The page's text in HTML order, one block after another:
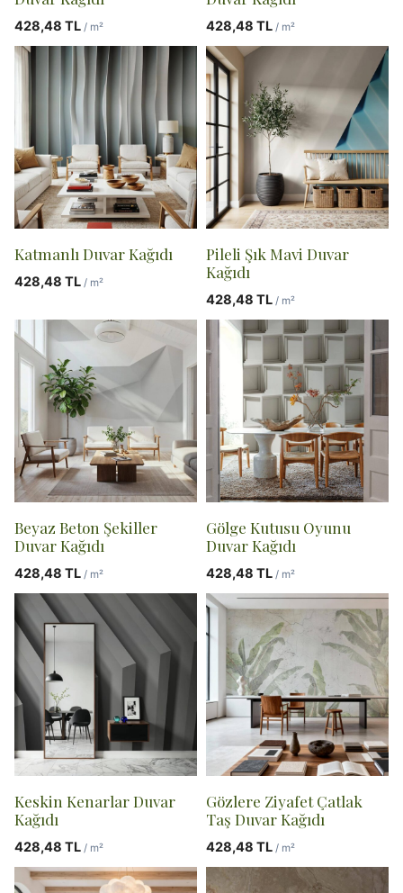
428,48 TL / m² 428,48 TL / m²
Katmanlı Duvar Kağıdı
428,48 TL / m²
Pileli Şık Mavi Duvar
Kağıdı
428,48 TL / m²
Beyaz Beton Şekiller
Duvar Kağıdı
428,48 TL / m²
Gölge Kutusu Oyunu
Duvar Kağıdı
428,48 TL / m²
Keskin Kenarlar Duvar
Kağıdı
428,48 TL / m²
Gözlere Ziyafet Çatlak
Taş Duvar Kağıdı
428,48 TL / m²